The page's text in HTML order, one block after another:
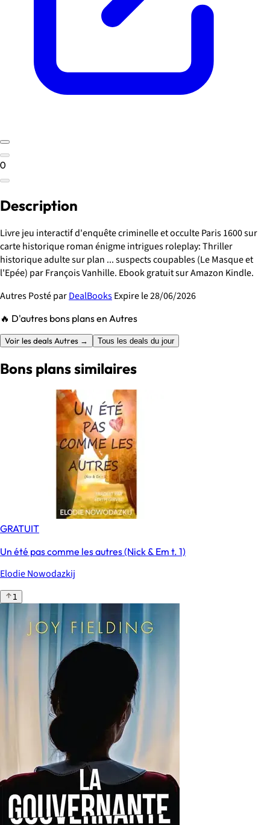
0
Description
Livre jeu interactif d'enquête criminelle et occulte Paris 1600 sur
carte historique roman énigme intrigues roleplay: Thriller
historique adulte sur plan ... suspects coupables (Le Masque et
l'Epée) par François Vanhille. Ebook gratuit sur Amazon Kindle.
AutresPosté parDealBooksExpire le 28/06/2026
🔥 D'autres bons plans en Autres
Voir les deals Autres → Tous les deals du jour
Bons plans similaires
GRATUIT
Un été pas comme les autres (Nick & Em t. 1)
Elodie Nowodazkij
1